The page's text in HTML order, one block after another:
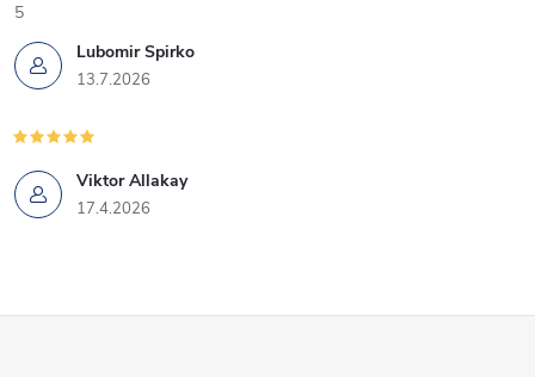
Lubomir Spirko
13.7.2026
5
Viktor Allakay
17.4.2026